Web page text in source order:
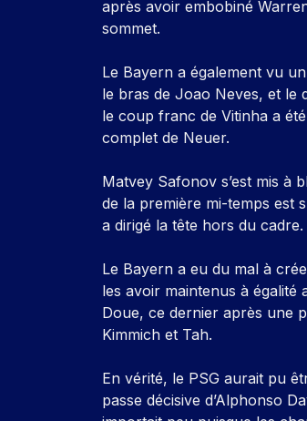
après avoir embobiné
sommet.
Le Bayern a également vu
le bras de Joao Neves, et le
le coup franc de Vitinha a
complet de Neuer.
Matvey Safonov s’est mis à
de la première mi-temps est
a dirigé la tête hors du cadre.
Le Bayern a eu du mal à
les avoir maintenus à égalité
Doue, ce dernier après une
Kimmich et Tah.
En vérité, le PSG aurait pu
passe décisive d’Alphonso